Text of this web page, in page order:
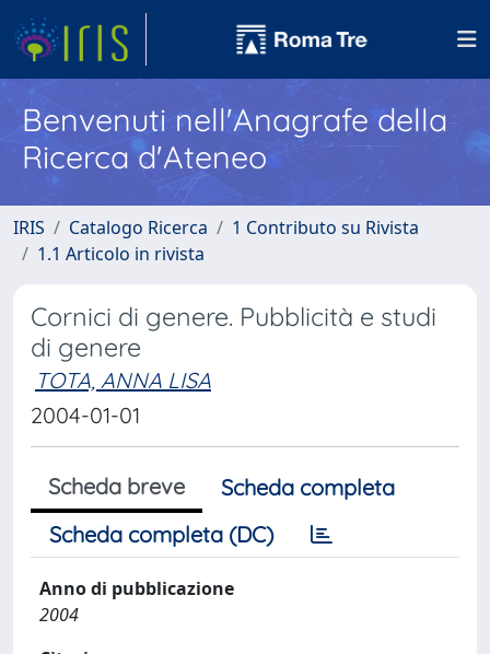
Benvenuti nell'Anagrafe della
Ricerca d'Ateneo
IRIS Catalogo Ricerca
1 Contributo su Rivista
1.1 Articolo in rivista
Cornici di genere. Pubblicità e studi
di genere
TOTA, ANNA LISA
2004-01-01
Scheda breve
Scheda completa
Scheda completa (DC)
Anno di pubblicazione
2004